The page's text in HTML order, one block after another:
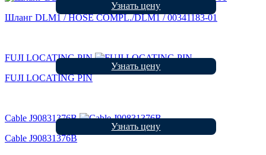
Шланг DLM1 / HOSE COMPL./DLM1 / 00341183-01
Узнать цену
FUJI LOCATING PIN
FUJI LOCATING PIN
Узнать цену
Cable J90831376B
Cable J90831376B
Узнать цену